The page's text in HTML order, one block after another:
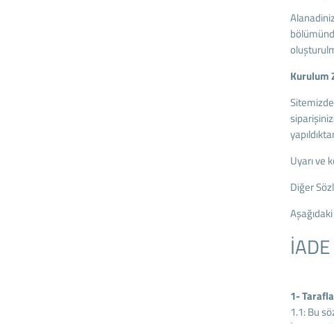
Kurulum
Uyarı ve
Diğer
1-
1.1: Bu